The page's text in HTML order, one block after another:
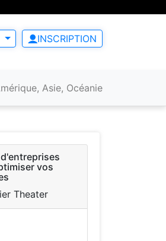
INSCRIPTION
Asie, Océanie
vos
Theater